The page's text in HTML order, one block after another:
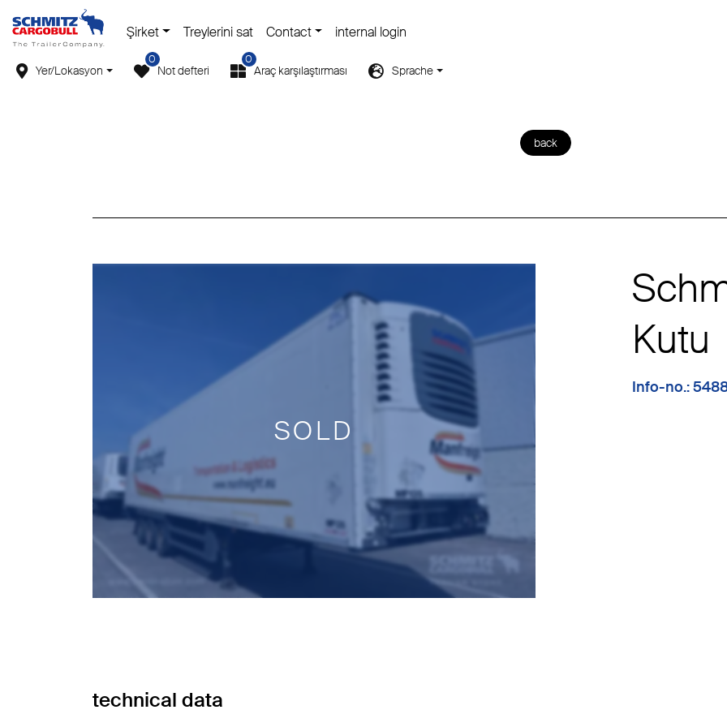
Yer/Lokasyon Not defteri
0
Araç karşılaştırması
0
Sprache
Şirket Treylerini sat Contact internal login
back
SOLD
Kutu
Info-no.:
technical data